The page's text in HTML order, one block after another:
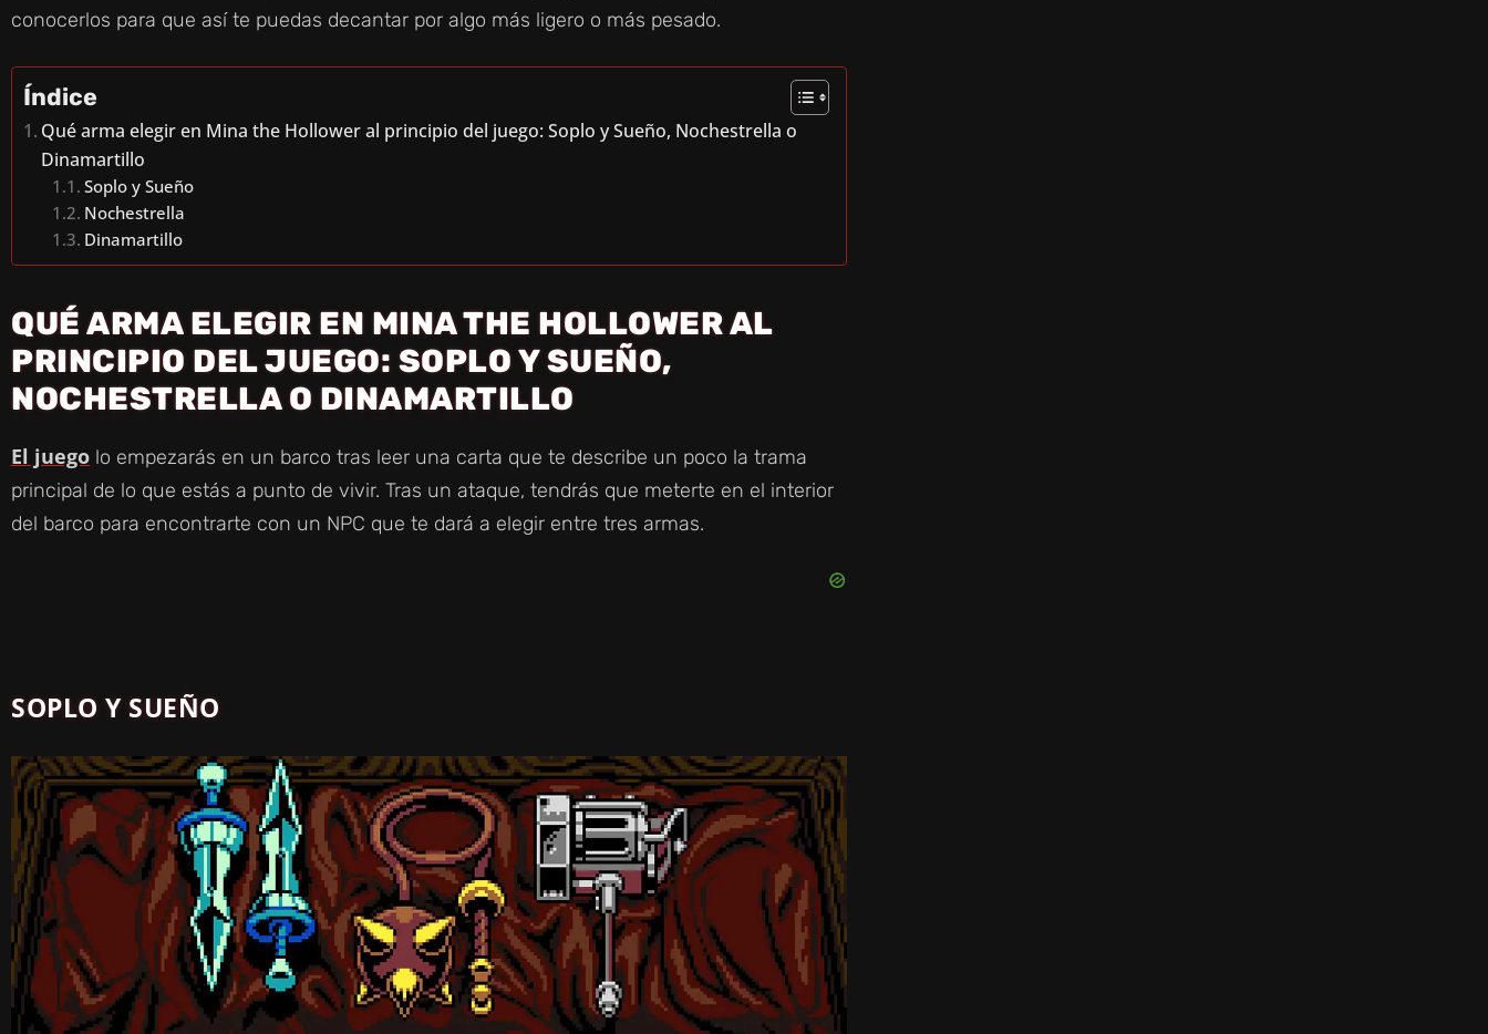
conocerlos para que así te puedas decantar por algo más ligero o más pesado.
Índice
Qué arma elegir en Mina the Hollower al principio del juego: Soplo y Sueño, Nochestrella o
Dinamartillo
Soplo y Sueño
Nochestrella
Dinamartillo
QUÉ ARMA ELEGIR EN MINA THE HOLLOWER AL
PRINCIPIO DEL JUEGO: SOPLO Y SUEÑO,
NOCHESTRELLA O DINAMARTILLO
El juego lo empezarás en un barco tras leer una carta que te describe un poco la trama
principal de lo que estás a punto de vivir. Tras un ataque, tendrás que meterte en el interior
del barco para encontrarte con un NPC que te dará a elegir entre tres armas.
SOPLO Y SUEÑO